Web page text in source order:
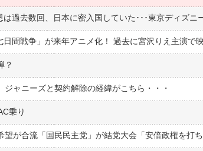
は過去数回、日本に密入国していた･･･東京ディズニ
日間戦争」が来年アニメ化！ 過去に宮沢りえ主演で
？
ジャニーズと契約解除の経緯がこちら・・・
乗り
望が合流「国民民主党」が結党大会「安倍政権を打